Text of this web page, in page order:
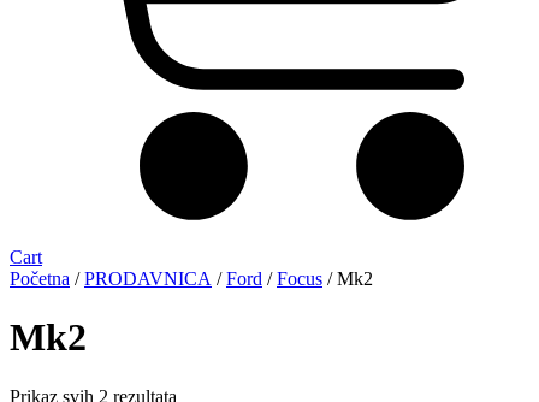
Cart
Početna /PRODAVNICA /Ford /Focus / Mk2
Mk2
Prikaz svih 2 rezultata